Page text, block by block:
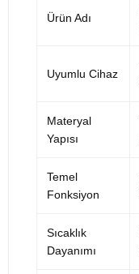
Ürün Adı
Uyumlu Cihaz
Materyal
Yapısı
Temel
Fonksiyon
Sıcaklık
Dayanımı